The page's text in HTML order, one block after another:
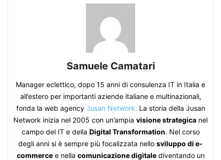
Samuele Camatari
Manager eclettico, dopo 15 anni di consulenza IT in Italia e
all’estero per importanti aziende italiane e multinazionali,
fonda la web agency Jusan Network. La storia della Jusan
Network inizia nel 2005 con un’ampia visione strategica nel
campo del IT e della Digital Transformation. Nel corso
degli anni si è sempre più focalizzata nello sviluppo di e-
commercee nella comunicazione digitalediventando un